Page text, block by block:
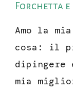
Forchetta e
Amo la
cosa: il
mia